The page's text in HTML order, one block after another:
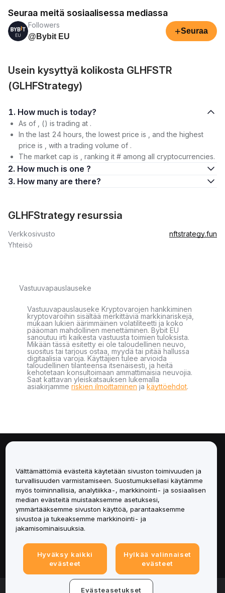
Seuraa meitä sosiaalisessa mediassa
Followers
@Bybit EU
+Seuraa
Usein kysyttyä kolikosta GLHFSTR
(GLHFStrategy)
1. How much is today?
As of , () is trading at .
In the last 24 hours, the lowest price is , and the highest
price is , with a trading volume of .
The market cap is , ranking it # among all cryptocurrencies.
2. How much is one ?
3. How many are there?
GLHFStrategy resurssia
Verkkosivusto
nftstrategy.fun
Yhteisö
Vastuuvapauslauseke
Vastuuvapauslauseke Kryptovarojen hankkiminen
kryptovaroihin sisältää merkittäviä markkinariskejä,
mukaan lukien äärimmäinen volatiliteetti ja koko
pääoman mahdollinen menettäminen. Bybit EU
sanoutuu irti kaikesta vastuusta toimien tuloksista.
Mikään tässä esitetty ei ole taloudellinen neuvo,
suositus tai tarjous ostaa, myydä tai pitää hallussa
digitaalisia varoja. Käyttäjien tulee arvioida
taloudellinen tilanteensa itsenäisesti, ja heitä
kehotetaan konsultoimaan ammattimaisia neuvojia.
Saat kattavan yleiskatsauksen lukemalla
asiakirjamme riskien ilmoittaminen ja käyttöehdot.
Palvelut
Tuki
Tuotteet
Lakiasiat
© 2025-2026 Bybit.eu. Kaikki oikeudet pidätetään.
Välttämättömiä evästeitä käytetään sivuston toimivuuden ja
turvallisuuden varmistamiseen. Suostumuksellasi käytämme
myös toiminnallisia, analytiikka-, markkinointi- ja sosiaalisen
median evästeitä muistaaksemme asetuksesi,
ymmärtääksemme sivuston käyttöä, parantaaksemme
sivustoa ja tukeaksemme markkinointi- ja
jakamisominaisuuksia.
Hyväksy kaikki
evästeet
Hylkää valinnaiset
evästeet
Evästeasetukset